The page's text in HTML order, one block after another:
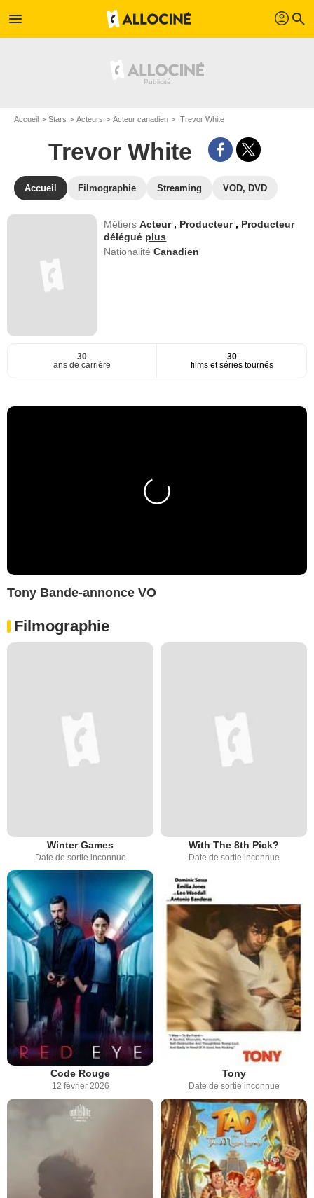
menu profil search
Accueil Stars Acteurs Acteur canadien Trevor White
Trevor White
Accueil Filmographie Streaming VOD, DVD
MétiersActeur , Producteur , Producteur
délégué plus
NationalitéCanadien
30
ans de carrière
30
films et séries tournés
Tony Bande-annonce VO
Filmographie
Winter Games
Date de sortie inconnue
With The 8th Pick?
Date de sortie inconnue
Code Rouge
12 février 2026
Tony
Date de sortie inconnue